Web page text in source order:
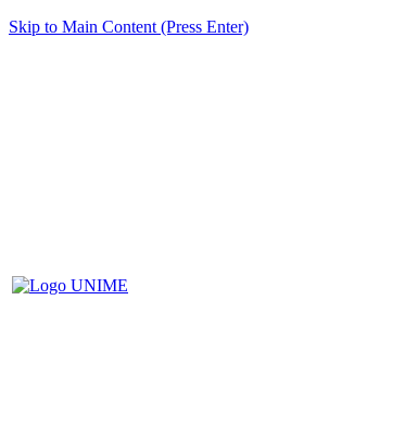
Skip to Main Content (Press Enter)